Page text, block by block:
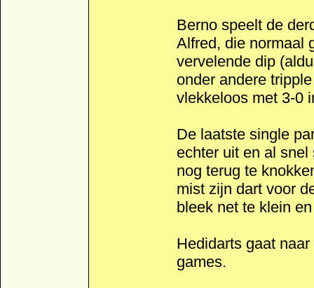
Berno speelt de
Alfred, die normaal
vervelende dip
onder andere
vlekkeloos met 3-0
De laatste single
echter uit en al
nog terug te
mist zijn dart voor
bleek net te klein
Hedidarts gaat
games.